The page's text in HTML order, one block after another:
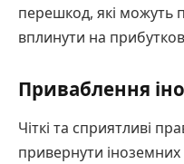
перешкод, які можуть
вплинути на
Приваблення
Чіткі та сприятливі
привернути іноземних